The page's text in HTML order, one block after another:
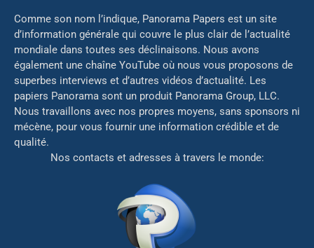
Comme son nom l’indique, Panorama Papers est un site
d’information générale qui couvre le plus clair de l’actualité
mondiale dans toutes ses déclinaisons. Nous avons
également une chaîne YouTube où nous vous proposons de
superbes interviews et d’autres vidéos d’actualité. Les
papiers Panorama sont un produit Panorama Group, LLC.
Nous travaillons avec nos propres moyens, sans sponsors ni
mécène, pour vous fournir une information crédible et de
qualité.
Nos contacts et adresses à travers le monde: